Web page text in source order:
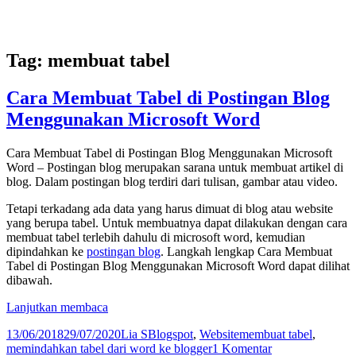
Tag: membuat tabel
Cara Membuat Tabel di Postingan Blog
Menggunakan Microsoft Word
Cara Membuat Tabel di Postingan Blog Menggunakan Microsoft
Word – Postingan blog merupakan sarana untuk membuat artikel di
blog. Dalam postingan blog terdiri dari tulisan, gambar atau video.
Tetapi terkadang ada data yang harus dimuat di blog atau website
yang berupa tabel. Untuk membuatnya dapat dilakukan dengan cara
membuat tabel terlebih dahulu di microsoft word, kemudian
dipindahkan ke postingan blog. Langkah lengkap Cara Membuat
Tabel di Postingan Blog Menggunakan Microsoft Word dapat dilihat
dibawah.
Lanjutkan membaca
Tabel
di
Diposkan
pada
13/06/201829/07/2020Penulis
Lia SKategori
Blogspot, WebsiteTag
membuat tabel,
memindahkan tabel dari word ke blogger1 Komentarpada